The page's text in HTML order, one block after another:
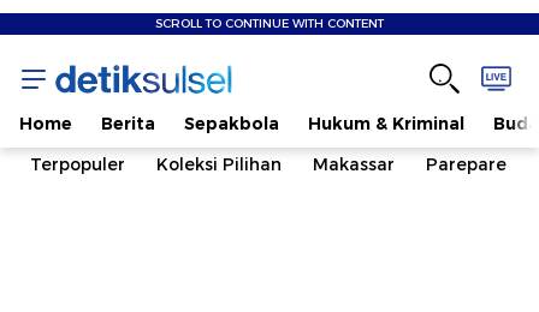
SCROLL TO CONTINUE WITH CONTENT
Home Berita Sepakbola Hukum & Kriminal
Terpopuler
Koleksi Pilihan Makassar Parepare